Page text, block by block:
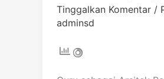
Tinggalkan Komentar /
adminsd